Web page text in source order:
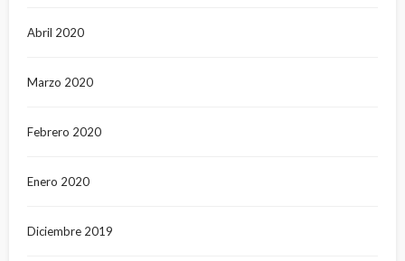
Abril 2020
Marzo 2020
Febrero 2020
Enero 2020
Diciembre 2019